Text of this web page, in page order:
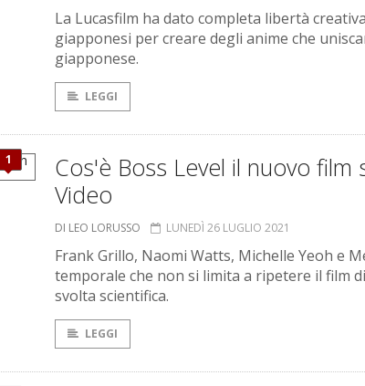
La Lucasfilm ha dato completa libertà
giapponesi per creare degli anime che
giapponese.
LEGGI
1
Cos'è Boss Level il nuovo film
Video
DI LEO LORUSSO LUNEDÌ 26 LUGLIO 2021
Frank Grillo, Naomi Watts, Michelle Yeoh e
temporale che non si limita a ripetere il film
svolta scientifica.
LEGGI